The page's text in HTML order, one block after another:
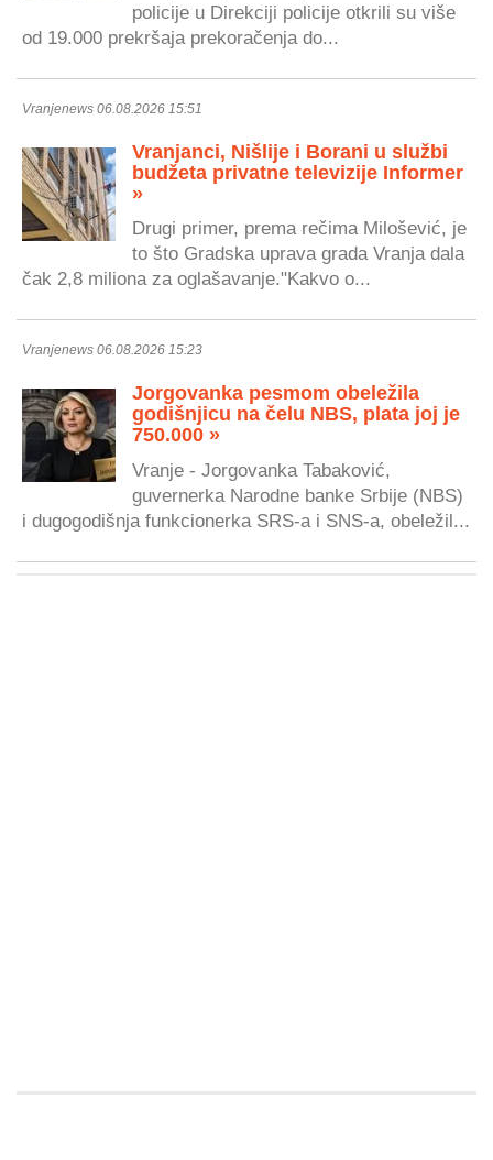
policije u Direkciji policije otkrili su više
od 19.000 prekršaja prekoračenja do...
Vranjenews 06.08.2026 15:51
Vranjanci, Nišlije i Borani u službi
budžeta privatne televizije Informer
»
Drugi primer, prema rečima Milošević, je
to što Gradska uprava grada Vranja dala
čak 2,8 miliona za oglašavanje."Kakvo o...
Vranjenews 06.08.2026 15:23
Jorgovanka pesmom obeležila
godišnjicu na čelu NBS, plata joj je
750.000 »
Vranje - Jorgovanka Tabaković,
guvernerka Narodne banke Srbije (NBS)
i dugogodišnja funkcionerka SRS-a i SNS-a, obeležil...